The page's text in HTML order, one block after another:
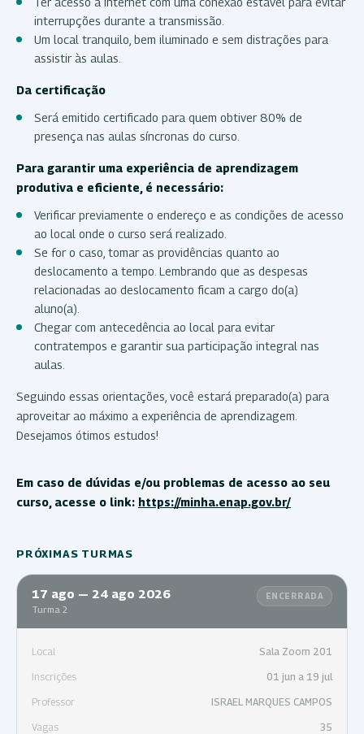
interrupções durante a transmissão.
Um local tranquilo, bem iluminado e sem distrações para
assistir às aulas.
Da certificação
Será emitido certificado para quem obtiver 80% de
presença nas aulas síncronas do curso.
Para garantir uma experiência de aprendizagem
produtiva e eficiente, é necessário:
Verificar previamente o endereço e as condições de acesso
ao local onde o curso será realizado.
Se for o caso, tomar as providências quanto ao
deslocamento a tempo. Lembrando que as despesas
relacionadas ao deslocamento ficam a cargo do(a)
aluno(a).
Chegar com antecedência ao local para evitar
contratempos e garantir sua participação integral nas
aulas.
Seguindo essas orientações, você estará preparado(a) para
aproveitar ao máximo a experiência de aprendizagem.
Desejamos ótimos estudos!
Em caso de dúvidas e/ou problemas de acesso ao seu
curso, acesse o link: https://minha.enap.gov.br/
PRÓXIMAS TURMAS
17 ago — 24 ago 2026
Turma 2
ENCERRADA
Local Sala Zoom 201
Inscrições 01 jun a 19 jul
Professor ISRAEL MARQUES CAMPOS
Vagas 35